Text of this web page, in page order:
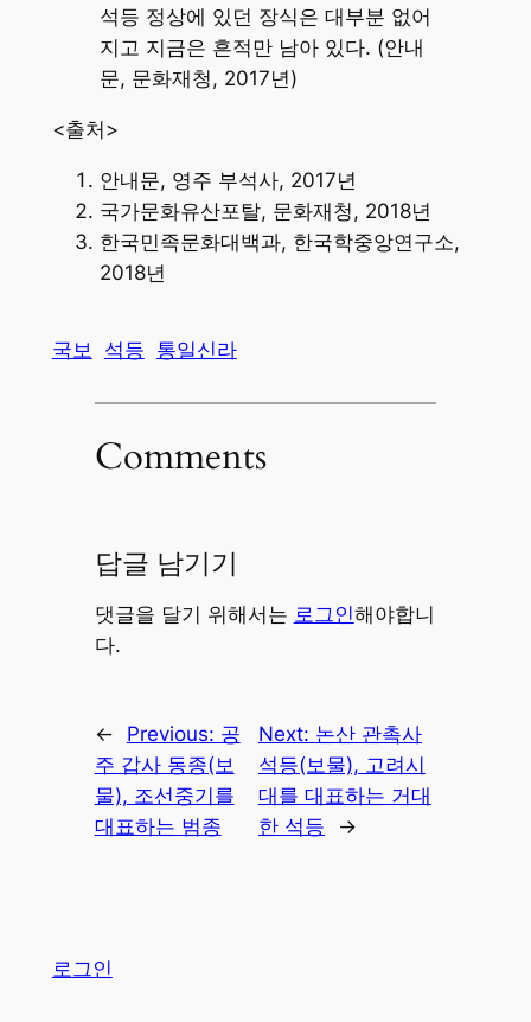
석등 정상에 있던 장식은 대부분 없어
지고 지금은 흔적만 남아 있다. (안내
문, 문화재청, 2017년)
<출처>
안내문, 영주 부석사, 2017년
국가문화유산포탈, 문화재청, 2018년
한국민족문화대백과, 한국학중앙연구소,
2018년
국보 석등 통일신라
Comments
답글 남기기
댓글을 달기 위해서는 로그인해야합니
다.
← Previous: 공
주 갑사 동종(보
물), 조선중기를
대표하는 범종
Next: 논산 관촉사
석등(보물), 고려시
대를 대표하는 거대
한 석등
→
로그인